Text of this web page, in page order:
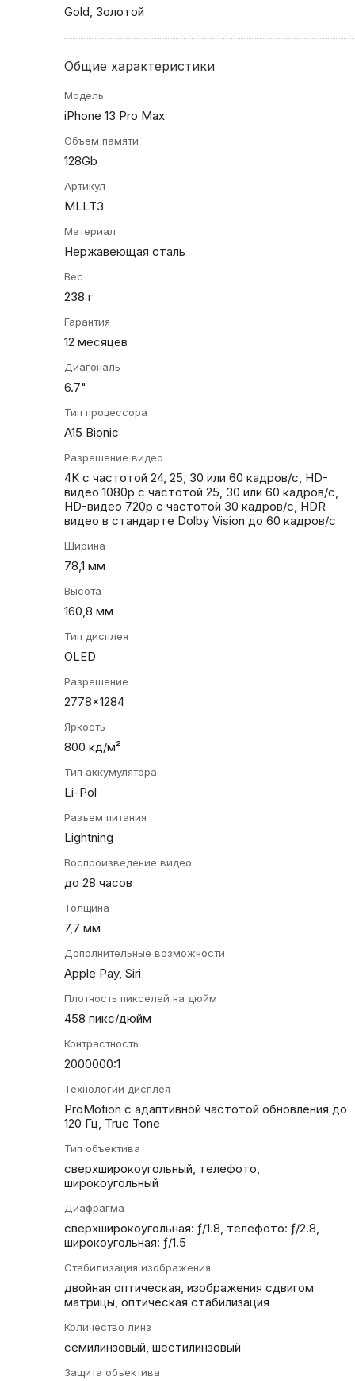
Gold, Золотой
Общие характеристики
Модель
iPhone 13 Pro Max
Объем памяти
128Gb
Артикул
MLLT3
Материал
Нержавеющая сталь
Вес
238 г
Гарантия
12 месяцев
Диагональ
6.7"
Тип процессора
A15 Bionic
Разрешение видео
4K с частотой 24, 25, 30 или 60 кадров/ с, HD-
видео 1080p с частотой 25, 30 или 60 кадров/ с,
HD-видео 720p с частотой 30 кадров/ с, HDR
видео в стандарте Dolby Vision до 60 кадров/ с
Ширина
78,1 мм
Высота
160,8 мм
Тип дисплея
OLED
Разрешение
2778x1284
Яркость
800 кд/м²
Тип аккумулятора
Li-Pol
Разъем питания
Lightning
Воспроизведение видео
до 28 часов
Толщина
7,7 мм
Дополнительные возможности
Apple Pay, Siri
Плотность пикселей на дюйм
458 пикс/дюйм
Контрастность
2000000:1
Технологии дисплея
ProMotion с адаптивной частотой обновления до
120 Гц, True Tone
Тип объектива
сверхширокоугольный, телефото,
широкоугольный
Диафрагма
сверхшироко­угольная: ƒ/1.8, телефото: ƒ/2.8,
широкоугольная: ƒ/1.5
Стабилизация изображения
двойная оптическая, изображения сдвигом
матрицы, оптическая стабилизация
Количество линз
семилинзовый, шестилинзовый
Защита объектива